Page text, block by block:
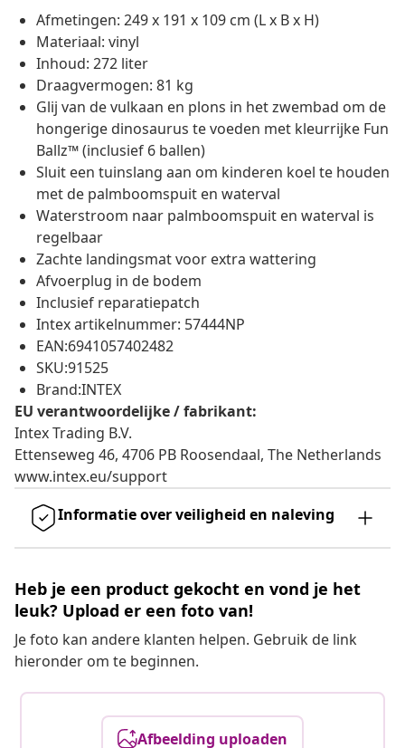
Afmetingen: 249 x 191 x 109 cm (L x B x H)
Materiaal: vinyl
Inhoud: 272 liter
Draagvermogen: 81 kg
Glij van de vulkaan en plons in het zwembad om de
hongerige dinosaurus te voeden met kleurrijke Fun
Ballz™ (inclusief 6 ballen)
Sluit een tuinslang aan om kinderen koel te houden
met de palmboomspuit en waterval
Waterstroom naar palmboomspuit en waterval is
regelbaar
Zachte landingsmat voor extra wattering
Afvoerplug in de bodem
Inclusief reparatiepatch
Intex artikelnummer: 57444NP
EAN:6941057402482
SKU:91525
Brand:INTEX
EU verantwoordelijke / fabrikant:
Intex Trading B.V.
Ettenseweg 46, 4706 PB Roosendaal, The Netherlands
www.intex.eu/support
Informatie over veiligheid en naleving
Heb je een product gekocht en vond je het
leuk? Upload er een foto van!
Je foto kan andere klanten helpen. Gebruik de link
hieronder om te beginnen.
Afbeelding uploaden